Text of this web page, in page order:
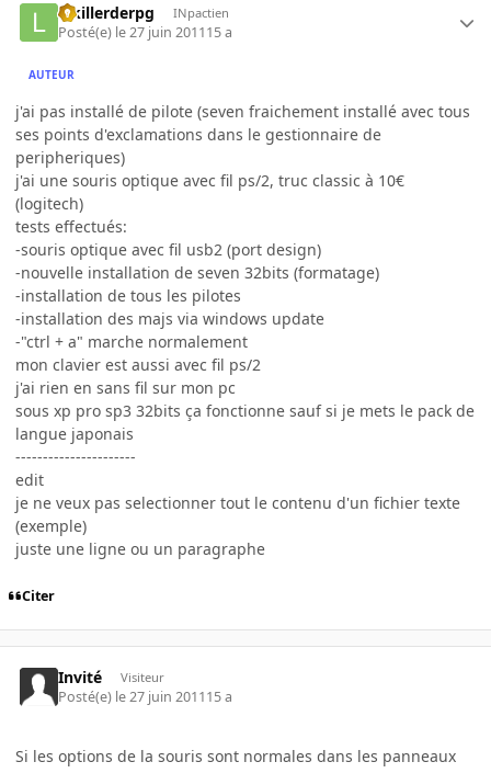
lekillerderpg INpactien
Posté(e) le 27 juin 201115 a
AUTEUR
j'ai pas installé de pilote (seven fraichement installé avec tous
ses points d'exclamations dans le gestionnaire de
peripheriques)
j'ai une souris optique avec fil ps/2, truc classic à 10€
(logitech)
tests effectués:
-souris optique avec fil usb2 (port design)
-nouvelle installation de seven 32bits (formatage)
-installation de tous les pilotes
-installation des majs via windows update
-"ctrl + a" marche normalement
mon clavier est aussi avec fil ps/2
j'ai rien en sans fil sur mon pc
sous xp pro sp3 32bits ça fonctionne sauf si je mets le pack de
langue japonais
----------------------
edit
je ne veux pas selectionner tout le contenu d'un fichier texte
(exemple)
juste une ligne ou un paragraphe
Citer
Invité Visiteur
Posté(e) le 27 juin 201115 a
Si les options de la souris sont normales dans les panneaux